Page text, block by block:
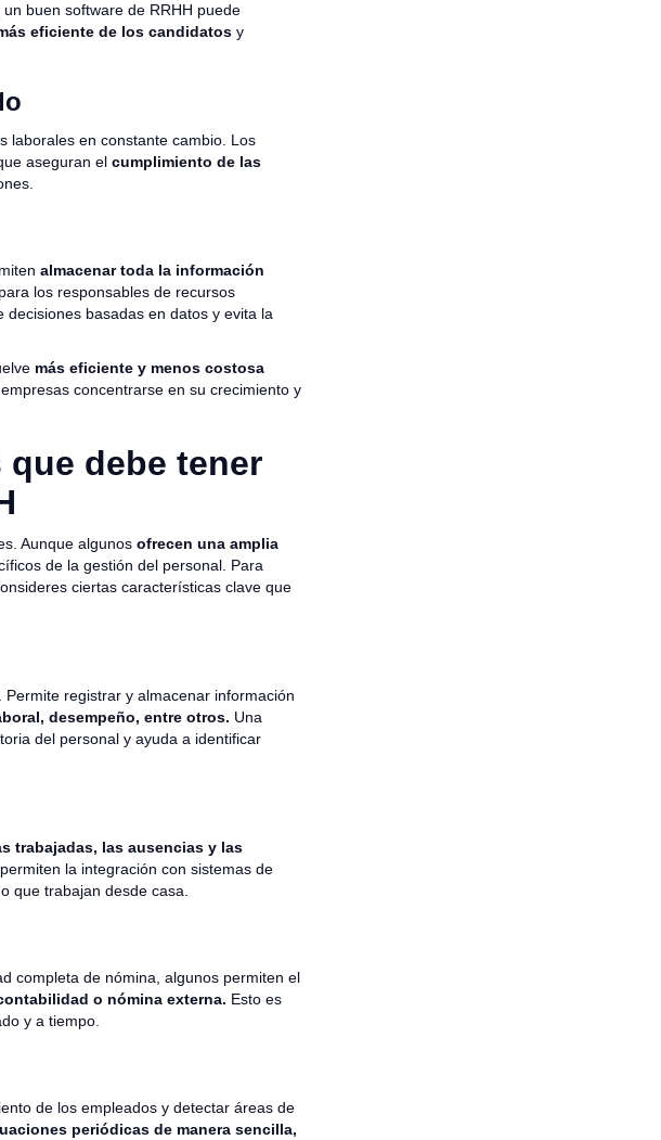
buen software de RRHH puede
eficiente de los candidatos y
laborales en constante cambio. Los
aseguran el cumplimiento de las
almacenar toda la información
los responsables de recursos
basadas en datos y evita la
más eficiente y menos costosa
concentrarse en su crecimiento y
debe tener
Aunque algunos ofrecen una amplia
de la gestión del personal. Para
ciertas características clave que
registrar y almacenar información
desempeño, entre otros. Una
del personal y ayuda a identificar
trabajadas, las ausencias y las
la integración con sistemas de
que trabajan desde casa.
completa de nómina, algunos permiten el
o nómina externa. Esto es
y a tiempo.
de los empleados y detectar áreas de
periódicas de manera sencilla,